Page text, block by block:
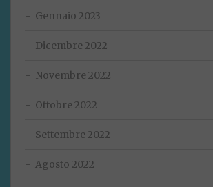
Gennaio 2023
Dicembre 2022
Novembre 2022
Ottobre 2022
Settembre 2022
Agosto 2022